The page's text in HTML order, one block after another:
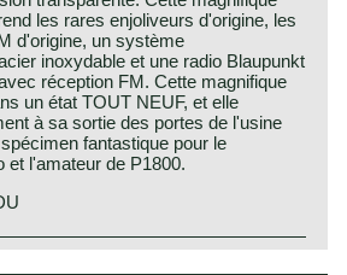
les rares enjoliveurs d'origine, les
d'origine, un système
inoxydable et une radio Blaupunkt
réception FM. Cette magnifique
un état TOUT NEUF, et elle
à sa sortie des portes de l'usine
fantastique pour le
et l'amateur de P1800.
undoubtedly the most elegantly,